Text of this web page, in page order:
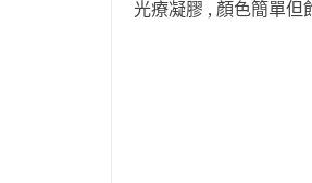
光療凝膠 , 顏色簡單但